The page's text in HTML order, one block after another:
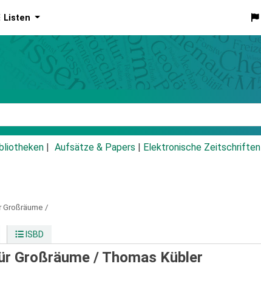
Listen
Aufsätze & Papers Elektronische Zeitschriften
/
ISBD
Großräume / Thomas Kübler